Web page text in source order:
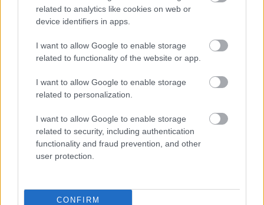
related to analytics like cookies on web or
device identifiers in apps.
I want to allow Google to enable storage
related to functionality of the website or app.
I want to allow Google to enable storage
related to personalization.
I want to allow Google to enable storage
related to security, including authentication
functionality and fraud prevention, and other
user protection.
CONFIRM
MotoGP: Bezzecchi közel egy másodpercet javított a
körrekordon